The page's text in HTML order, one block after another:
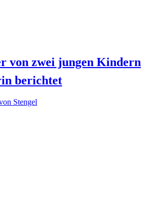
von zwei jungen Kindern
berichtet
Stengel